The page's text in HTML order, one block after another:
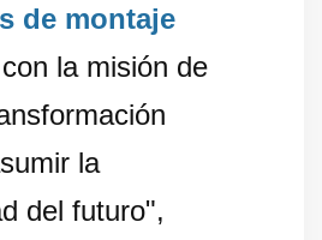
de montaje
la misión de
la
del futuro",